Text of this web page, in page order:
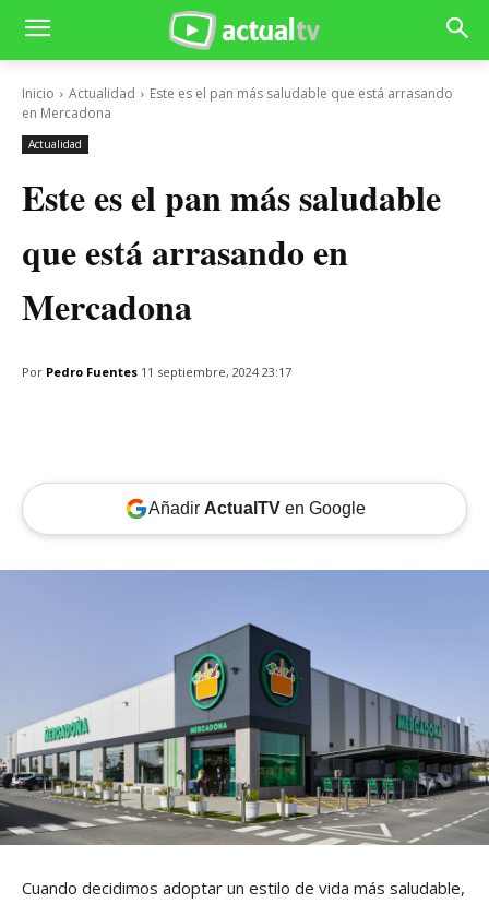
Inicio Actualidad
Este es el pan más saludable que está arrasando
en Mercadona
Actualidad
Este es el pan más saludable
que está arrasando en
Mercadona
Por Pedro Fuentes 11 septiembre, 2024 23:17
Añadir ActualTVen Google
Cuando decidimos adoptar un estilo de vida más saludable,